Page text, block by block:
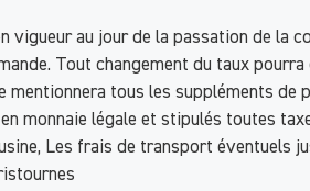
vigueur au jour de la passation de la
Tout changement du taux
mentionnera tous les suppléments
monnaie légale et stipulés toutes
Les frais de transport éventuels